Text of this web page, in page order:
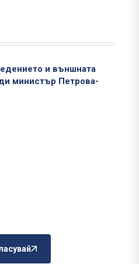
и външната
министър Петрова-